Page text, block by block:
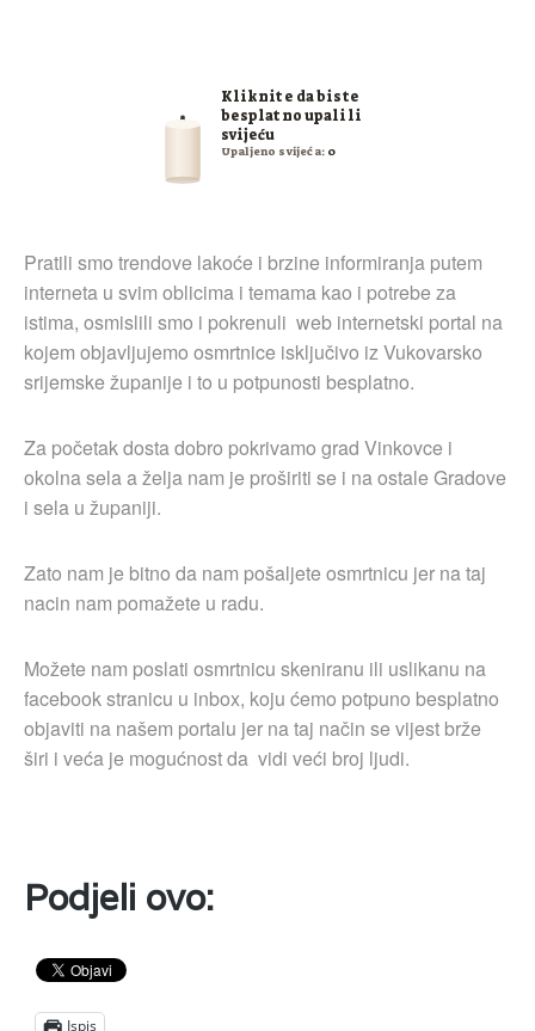
Kliknite da biste
besplatno upalili
svijeću
Upaljeno svijeća: 0
Pratili smo trendove lakoće i brzine informiranja putem
interneta u svim oblicima i temama kao i potrebe za
istima, osmislili smo i pokrenuli web internetski portal na
kojem objavljujemo osmrtnice isključivo iz Vukovarsko
srijemske županije i to u potpunosti besplatno.
Za početak dosta dobro pokrivamo grad Vinkovce i
okolna sela a želja nam je proširiti se i na ostale Gradove
i sela u županiji.
Zato nam je bitno da nam pošaljete osmrtnicu jer na taj
nacin nam pomažete u radu.
Možete nam poslati osmrtnicu skeniranu ili uslikanu na
facebook stranicu u inbox, koju ćemo potpuno besplatno
objaviti na našem portalu jer na taj način se vijest brže
širi i veća je mogućnost da vidi veći broj ljudi.
Podjeli ovo:
Ispis